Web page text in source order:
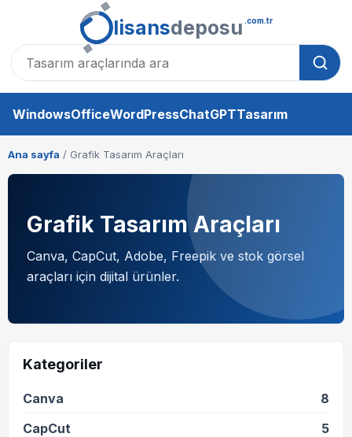
lisansdeposu .com.tr
WindowsOfficeWordPressChatGPTTasarım
Ana sayfa / Grafik Tasarım Araçları
Grafik Tasarım Araçları
Canva, CapCut, Adobe, Freepik ve stok görsel
araçları için dijital ürünler.
Kategoriler
Canva
8
CapCut
5